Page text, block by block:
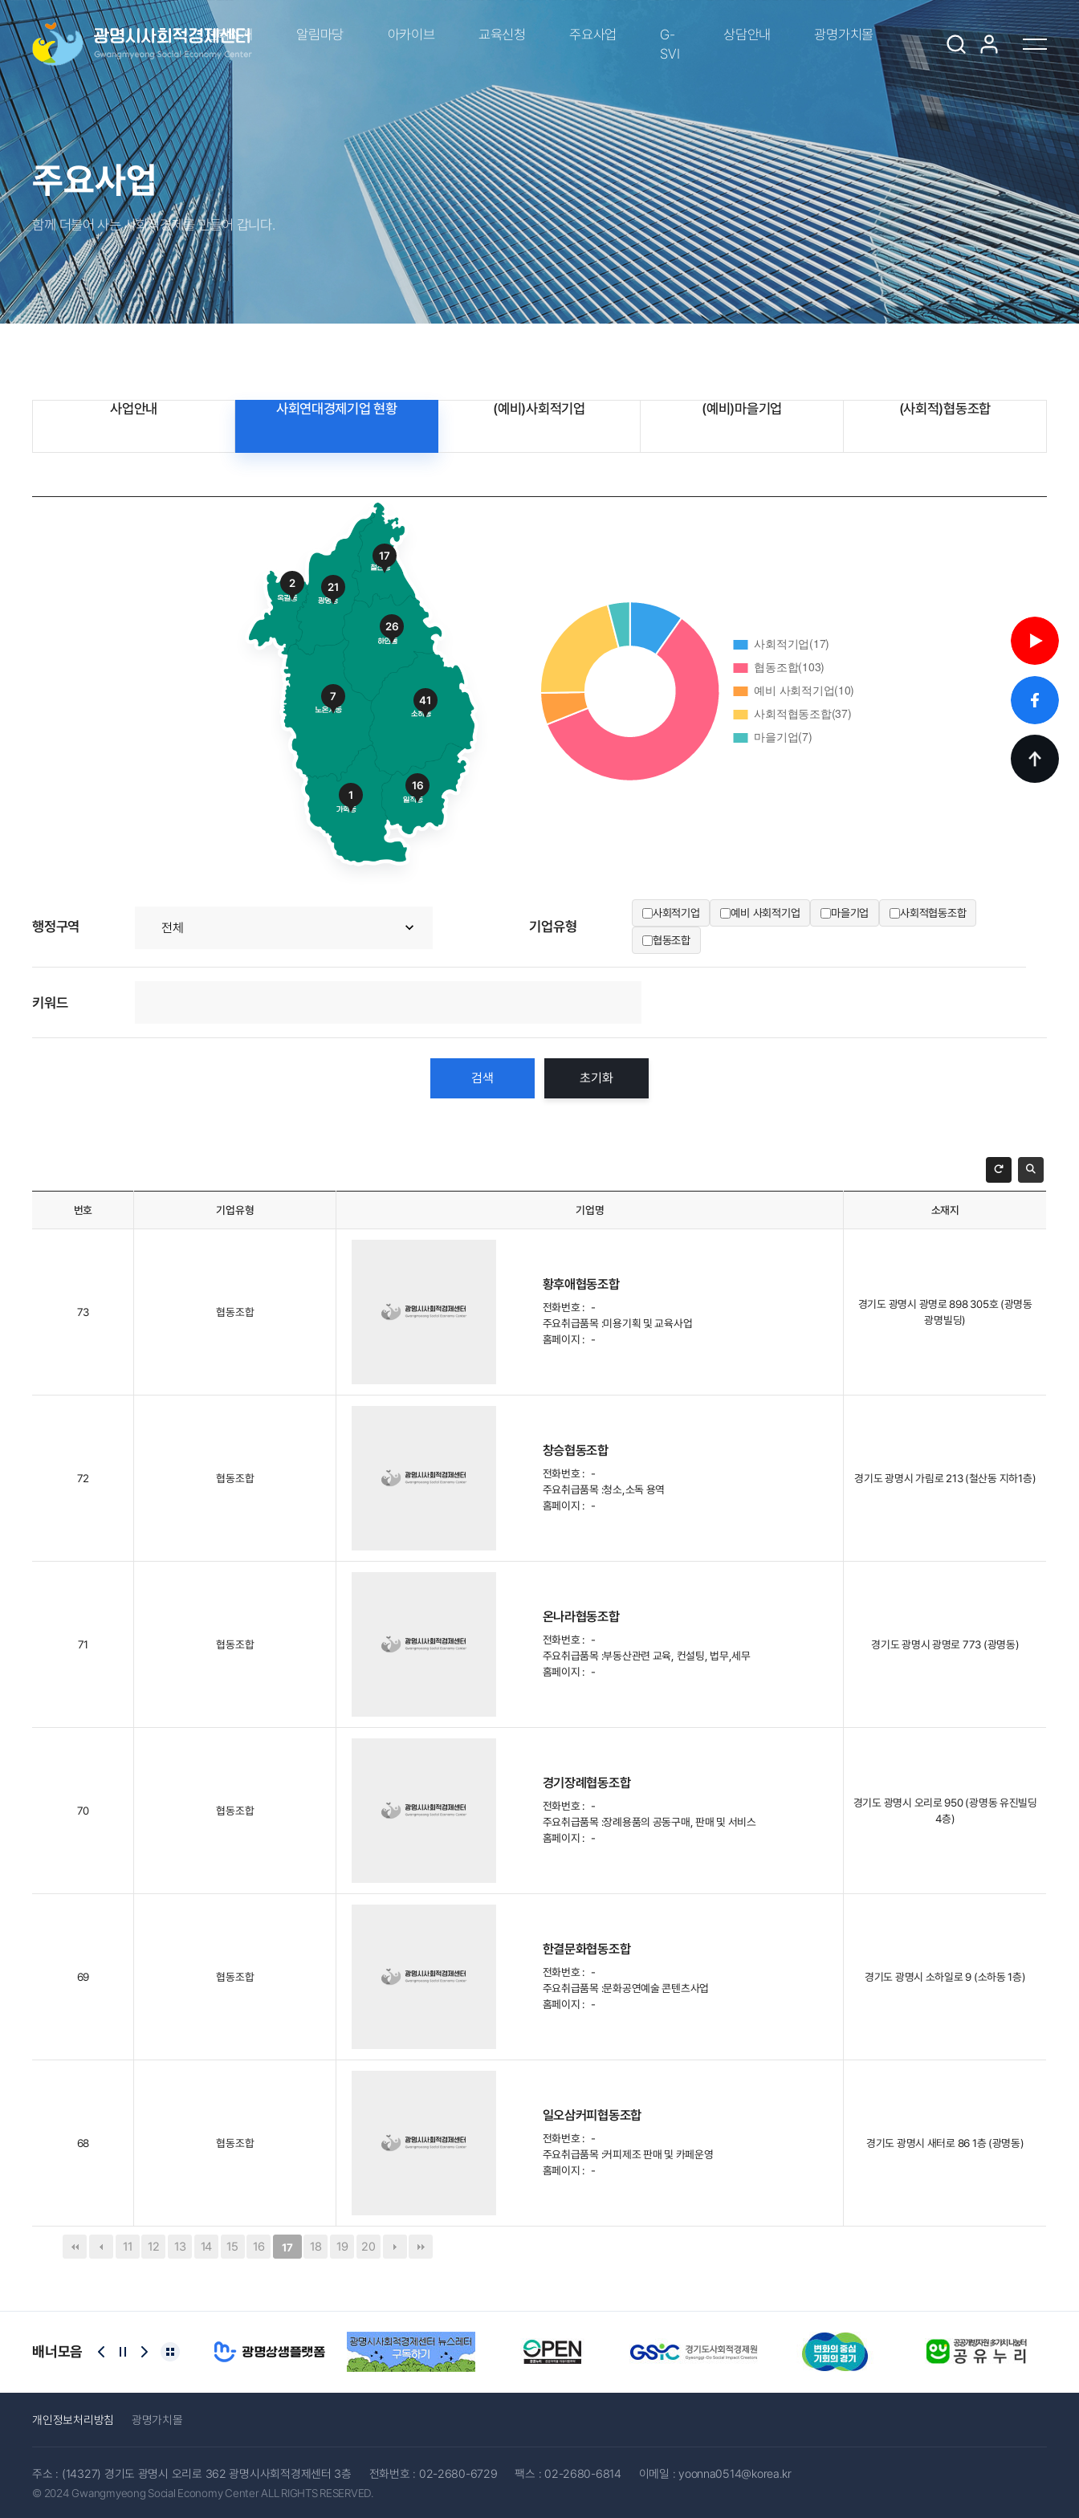
센터소개 알림마당 아카이브 교육신청 주요사업
G-
SVI
상담안내 광명가치몰
주요사업
함께 더불어 사는 사회적경제를 만들어 갑니다.
사업안내 사회연대경제기업 현황 (예비)사회적기업 (예비)마을기업 (사회적)협동조합
2 21
17
7
26
1
41
16
행정구역 기업유형
사회적기업 예비 사회적기업 마을기업 사회적협동조합
협동조합
키워드
초기화
번호 기업유형 기업명 소재지
73 협동조합
황후애협동조합
전화번호 : -
주요취급품목 :미용기획 및 교육사업
홈페이지 : -
경기도 광명시 광명로 898 305호 (광명동
광명빌딩)
72 협동조합
창승협동조합
전화번호 : -
주요취급품목 :청소,소독 용역
홈페이지 : -
경기도 광명시 가림로 213 (철산동 지하1층)
71 협동조합
온나라협동조합
전화번호 : -
주요취급품목 :부동산관련 교육, 컨설팅, 법무,세무
홈페이지 : -
경기도 광명시 광명로 773 (광명동)
70 협동조합
경기장례협동조합
전화번호 : -
주요취급품목 :장례용품의 공동구매, 판매 및 서비스
홈페이지 : -
경기도 광명시 오리로 950 (광명동 유진빌딩
4층)
69 협동조합
한결문화협동조합
전화번호 : -
주요취급품목 :문화공연예술 콘텐츠사업
홈페이지 : -
경기도 광명시 소하일로 9 (소하동 1층)
68 협동조합
일오삼커피협동조합
전화번호 : -
주요취급품목 :커피제조 판매 및 카페운영
홈페이지 : -
경기도 광명시 새터로 86 1층 (광명동)
11 12 13 14 15 16 17 18 19 20
배너모음
개인정보처리방침 광명가치몰
주소 : (14327) 경기도 광명시 오리로 362 광명시사회적경제센터 3층 전화번호 : 02-2680-6729 팩스 : 02-2680-6814 이메일 :yoonna0514@korea.kr
© 2024 Gwangmyeong Social Economy Center ALL RIGHTS RESERVED.